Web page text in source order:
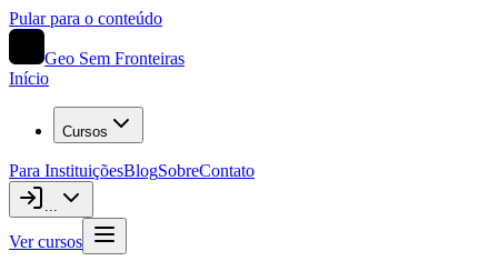
Pular para o conteúdo
Geo Sem Fronteiras
Início
Cursos
Para InstituiçõesBlogSobreContato
...
Ver cursos